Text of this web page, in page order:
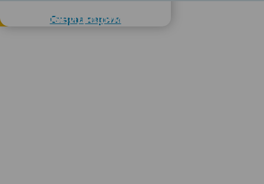
Старая версия
Слабовидящим